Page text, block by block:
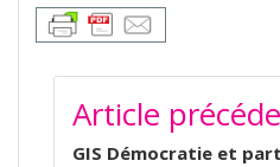
NAVIGATION
DE
L’ARTICLE
Article
GIS Démocratie et